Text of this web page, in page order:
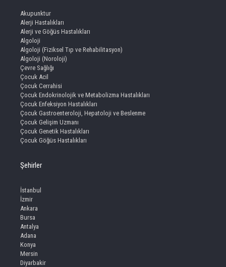
Akupunktur
Alerji Hastalıkları
Alerji ve Göğüs Hastalıkları
Algoloji
Algoloji (Fiziksel Tıp ve Rehabilitasyon)
Algoloji (Noroloji)
Çevre Sağlığı
Çocuk Acil
Çocuk Cerrahisi
Çocuk Endokrinolojik ve Metabolizma Hastalıkları
Çocuk Enfeksiyon Hastalıkları
Çocuk Gastroenteroloji, Hepatoloji ve Beslenme
Çocuk Gelişim Uzmanı
Çocuk Genetik Hastalıkları
Çocuk Göğüs Hastalıkları
Şehirler
İstanbul
İzmir
Ankara
Bursa
Antalya
Adana
Konya
Mersin
Diyarbakir